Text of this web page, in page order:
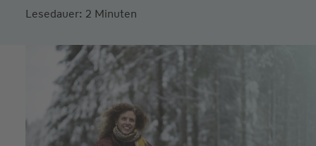
Lesedauer: 2 Minuten